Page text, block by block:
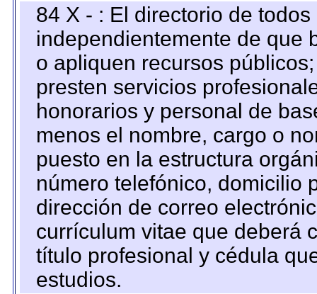
84 X - : El directorio de
independientemente de que
o apliquen recursos
presten servicios
honorarios y personal de
menos el nombre, cargo o
puesto en la estructura
número telefónico, domicilio
dirección de correo
currículum vitae que deberá
título profesional y cédula
estudios.